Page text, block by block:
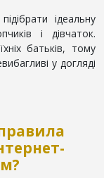
ідеальну
і дівчаток.
батьків, тому
у догляді